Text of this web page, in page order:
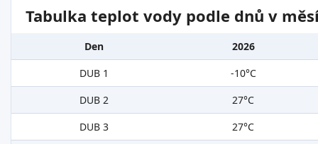
Tabulka teplot vody podle dnů v
Den
2026
DUB 1
-10°C
DUB 2
27°C
DUB 3
27°C